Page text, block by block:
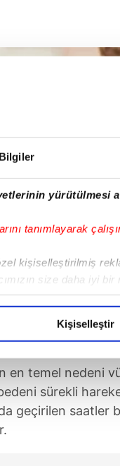
Bilgiler
yürütülmesi
tanımlayarak
kişiselleştirilmiş
size daha iyi
gösterdiğimizi
Sitemizde
olup gerekli
daha işlevsel
sınırlı
Kişiselleştir
en temel nedeni
sürekli
geçirilen saatler